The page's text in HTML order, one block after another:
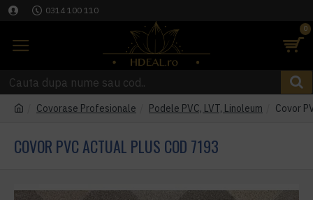
0314 100 110
0
Covorase Profesionale Podele PVC, LVT, Linoleum Covor
COVOR PVC ACTUAL PLUS COD 7193